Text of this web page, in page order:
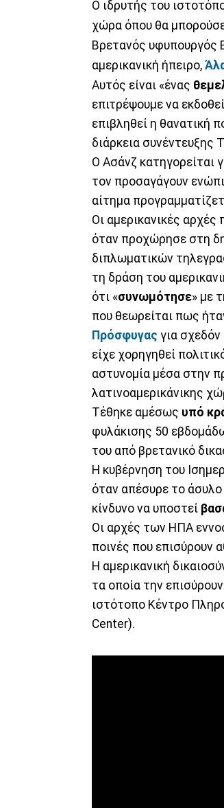
Ο ιδρυτής του
χώρα όπου θα
Βρετανός υφυπουργός
αμερικανική ήπειρο,
Αυτός είναι «ένας
επιτρέψουμε να
επιβληθεί η θανατική
διάρκεια
Ο Ασάνζ κατηγορείται
τον προσαγάγουν
αίτημα
Οι αμερικανικές
όταν προχώρησε στη
διπλωματικών
τη δράση του
ότι «συνωμότησε» με
που θεωρείται πως
Πρόσφυγας για
είχε χορηγηθεί
αστυνομία μέσα στην
λατινοαμερικάνικης
Τέθηκε αμέσως υπό
φυλάκισης 50
του από βρετανικό
Η κυβέρνηση του
όταν απέσυρε το
κίνδυνο να υποστεί
Οι αρχές των ΗΠΑ
ποινές που επισύρουν
Η αμερικανική
τα οποία την
ιστότοπο Κέντρο
Center).